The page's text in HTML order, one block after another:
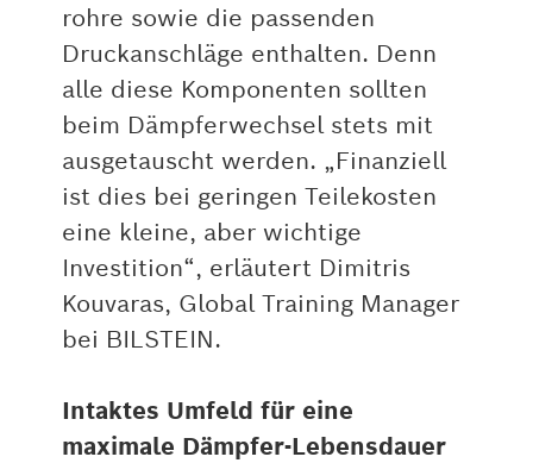
rohre sowie die passenden
Druckanschläge enthalten. Denn
alle diese Komponenten sollten
beim Dämpferwechsel stets mit
ausgetauscht werden. „Finanziell
ist dies bei geringen Teilekosten
eine kleine, aber wichtige
Investition“, erläutert Dimitris
Kouvaras, Global Training Manager
bei BILSTEIN.
Intaktes Umfeld für eine
maximale Dämpfer-Lebensdauer